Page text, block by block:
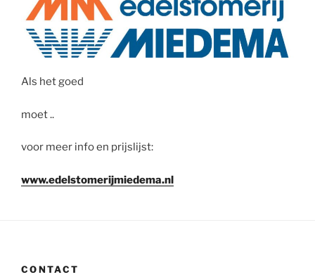
Als het goed
moet ..
voor meer info en prijslijst:
www.edelstomerijmiedema.nl
CONTACT